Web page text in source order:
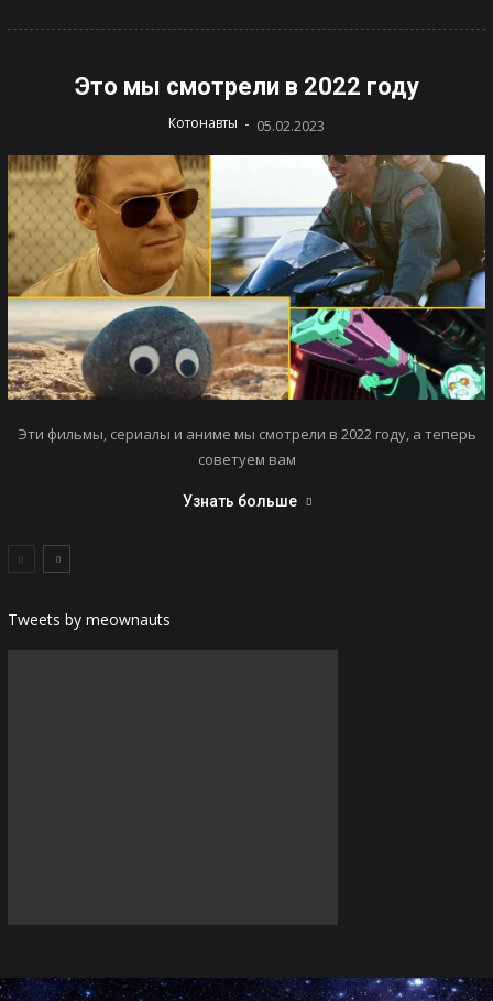
Это мы смотрели в 2022 году
Котонавты - 05.02.2023
Эти фильмы, сериалы и аниме мы смотрели в 2022 году, а теперь
советуем вам
Узнать больше
Tweets by meownauts